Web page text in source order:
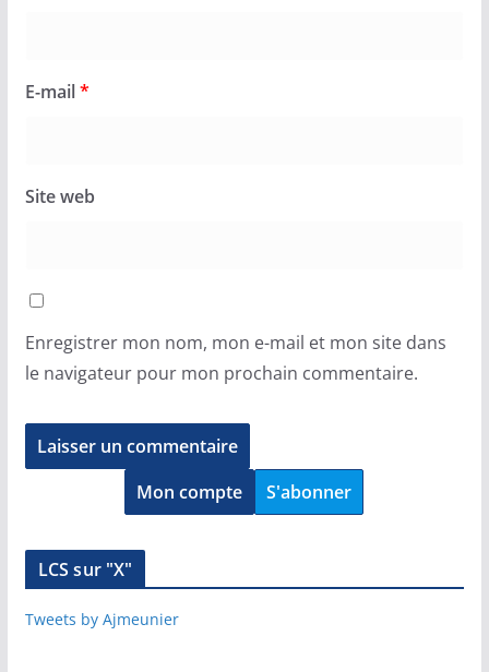
E-mail*
Site web
Enregistrer mon nom, mon e-mail et mon site dans
le navigateur pour mon prochain commentaire.
Mon compte S'abonner
LCS sur "X"
Tweets by Ajmeunier